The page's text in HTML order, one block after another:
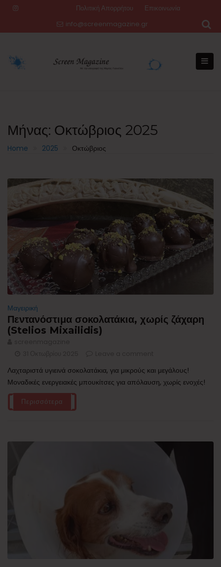
Πολιτική Απορρήτου
Επικοινωνία
info@screenmagazine.gr
Μήνας: Οκτώβριος 2025
Home 2025 Οκτώβριος
Μαγειρική
Πεντανόστιμα σοκολατάκια, χωρίς ζάχαρη
(Stelios Mixailidis)
Λαχταριστά υγιεινά σοκολατάκια, για μικρούς και μεγάλους!
Μοναδικές ενεργειακές μπουκίτσες για απόλαυση, χωρίς ενοχές!
Περισσότερα